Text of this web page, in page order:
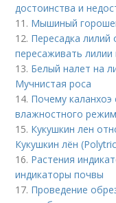
достоинства и
11. Мышиный
12. Пересадка
пересаживать лилии
13. Белый налет на
Мучнистая роса
14. Почему каланхоэ
влажностного
15. Кукушкин лен
Кукушкин лён
16. Растения
индикаторы почвы
17. Проведение